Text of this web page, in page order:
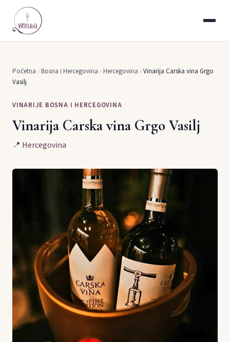
Početna › Bosna i Hercegovina › Hercegovina › Vinarija Carska vina Grgo
Vasilj
VINARIJE BOSNA I HERCEGOVINA
Vinarija Carska vina Grgo Vasilj
📍 Hercegovina